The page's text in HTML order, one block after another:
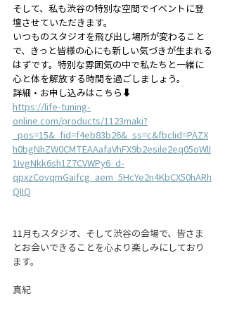
そして、私も渋谷の特別な空間でイベントに登
壇させていただきます。
いつものスタジオを飛び出し場所が変わること
で、きっと皆様の心にも新しい気づきが生まれる
はずです。特別な雰囲気の中で私たちと一緒に
心と体を解放する時間を過ごしましょう。
詳細・お申し込みはこちら⬇️
https://life-tuning-
online.com/products/1123maki?
_pos=15&_fid=f4eb83b26&_ss=c&fbclid=PAZX
h0bgNhZW0CMTEAAafaVhFX9b2esile2eq05oWlI
1IvgNkk6sh1Z7CVWPy6_d-
qpxzCovqmGaifcg_aem_5HcYe2n4KbCX50hARh
QIIQ
11月もスタジオ、そして渋谷の会場で、皆さま
とお会いできることを心より楽しみにしており
ます。
真紀